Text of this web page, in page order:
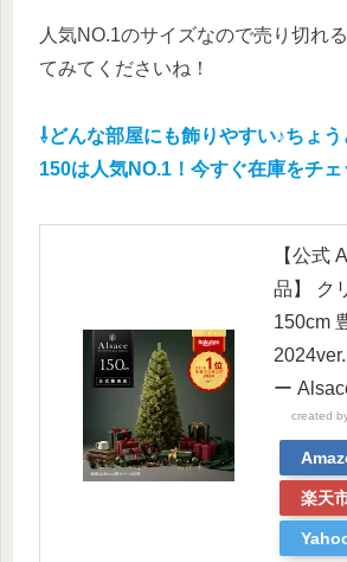
人気NO.1のサイズなので売り切れ
てみてくださいね！
⇩どんな部屋にも飾りやすい♪ちょ
150は人気NO.1！今すぐ在庫をチェ
【公式
品】 ク
150cm
ー
created
楽天